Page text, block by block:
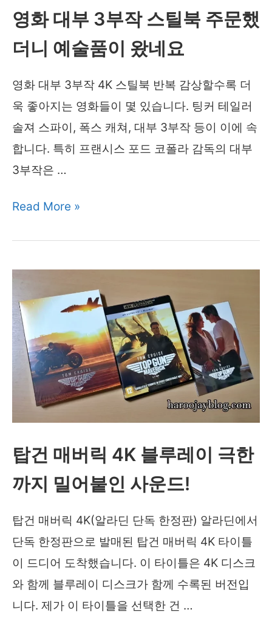
틸
북
정
판
영화 대부 3부작 스틸북 주문했
더니 예술품이 왔네요
영화 대부 3부작 4K 스틸북 반복 감상할수록 더
욱 좋아지는 영화들이 몇 있습니다. 팅커 테일러
솔져 스파이, 폭스 캐쳐, 대부 3부작 등이 이에 속
합니다. 특히 프랜시스 포드 코폴라 감독의 대부
3부작은 …
영
부
부
작
했
더
예
술
품
이
왔
Read More »
탑건 매버릭 4K 블루레이 극한
까지 밀어붙인 사운드!
탑건 매버릭 4K(알라딘 단독 한정판) 알라딘에서
단독 한정판으로 발매된 탑건 매버릭 4K 타이틀
이 드디어 도착했습니다. 이 타이틀은 4K 디스크
와 함께 블루레이 디스크가 함께 수록된 버전입
니다. 제가 이 타이틀을 선택한 건 …